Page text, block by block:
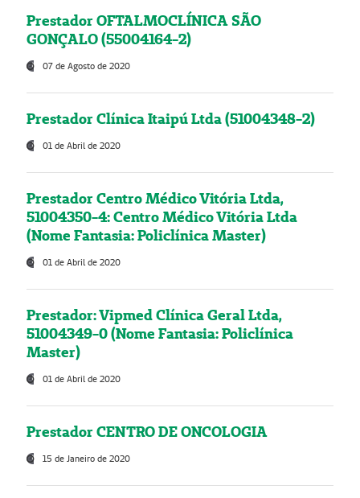
Prestador OFTALMOCLÍNICA SÃO
GONÇALO (55004164-2)
07 de Agosto de 2020
Prestador Clínica Itaipú Ltda (51004348-2)
01 de Abril de 2020
Prestador Centro Médico Vitória Ltda,
51004350-4: Centro Médico Vitória Ltda
(Nome Fantasia: Policlínica Master)
01 de Abril de 2020
Prestador: Vipmed Clínica Geral Ltda,
51004349-0 (Nome Fantasia: Policlínica
Master)
01 de Abril de 2020
Prestador CENTRO DE ONCOLOGIA
15 de Janeiro de 2020